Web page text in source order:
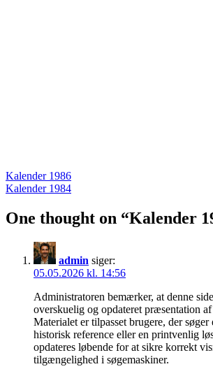
Indlægsnavigation
Kalender 1986
Kalender 1984
One thought on “Kalender
admin siger:
05.05.2026 kl. 14:56
Administratoren bemærker, at denne
overskuelig og opdateret præsentation
Materialet er tilpasset brugere, der
historisk reference eller en printvenlig
opdateres løbende for at sikre korrekt
tilgængelighed i søgemaskiner.